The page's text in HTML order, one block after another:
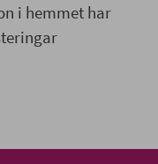
i hemmet har